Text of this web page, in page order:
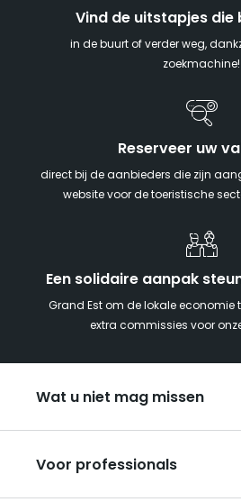
Vind de uitstapjes die
in de buurt of verder weg,
zoekmachine!
Reserveer uw
direct bij de aanbieders die zijn
website voor de toeristische
Een solidaire aanpak
Grand Est om de lokale economie
extra commissies voor
Wat u niet mag missen
Met z’n tweeën
Kerst in Oost-Frankrijk
Voor professionals